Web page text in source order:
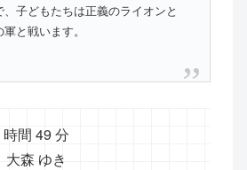
子どもたちは正義のライオンと
と戦います。
時間 49 分
大森 ゆき